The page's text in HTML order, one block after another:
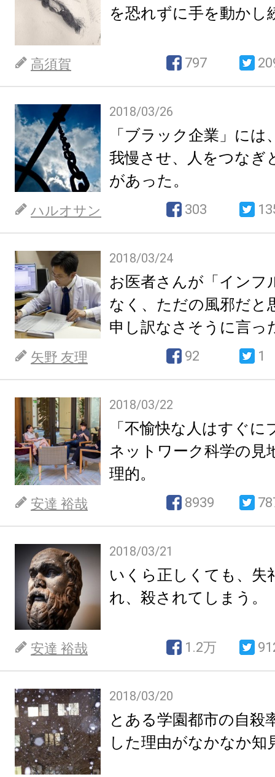
を恐れずに手を動かし
高須賀 797
2018/03/26
「ブラック企業」には
我慢させ、人をつなぎ
があった。
ハルオサン 303
2018/03/24
お医者さんが「インフ
なく、ただの風邪だと
申し訳なさそうに言っ
矢野 友理 92 1
2018/03/22
「不愉快な人はすぐ
ネットワーク科学の見
理的。
安達 裕哉 8939
2018/03/21
いくら正しくても、失
れ、殺されてしまう。
安達 裕哉 1.2万
2018/03/20
とある学園都市の自殺
した理由がなかなか知